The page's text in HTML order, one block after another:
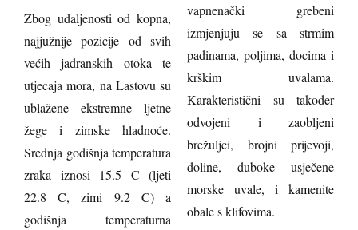
Zbog udaljenosti od kopna,
najjužnije pozicije od svih
većih jadranskih otoka te
utjecaja mora, na Lastovu su
ublažene ekstremne ljetne
žege i zimske hladnoće.
Srednja godišnja temperatura
zraka iznosi 15.5 C (ljeti
22.8 C, zimi 9.2 C) a
godišnja temperaturna
vapnenački grebeni
izmjenjuju se sa strmim
padinama, poljima, docima i
krškim uvalama.
Karakteristični su također
odvojeni i zaobljeni
brežuljci, brojni prijevoji,
doline, duboke usječene
morske uvale, i kamenite
obale s klifovima.